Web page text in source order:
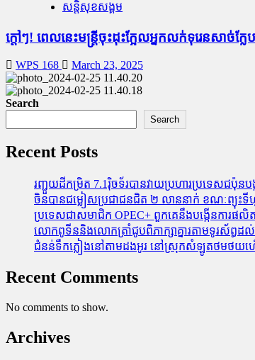
សន្តិសុខសង្គម
ក្តៅៗ! ពេលនេះមន្រ្តីចុះដុះក្អែលអ្នកលក់ទុរេនសាច់
WPS 168 March 23, 2025
Search
Search
Recent Posts
រញ្ជួយដីកម្រិត​ 7.1រ៉ិចទ័របានវាយប្រហារប្រទេសជប៉ុនប
ចិនបានជម្លៀសប្រជាជនជិត ២ លាននាក់ ខណៈព្យុះ
ប្រទេសជាសមាជិក OPEC+​ ពួកគេនឹងបង្កើនការផលិ
លោកពូទីននិងលោកត្រាំជូបពិភាក្សាគ្នារតាមទូរស័ព្ធដ
ជំនន់​ទឹកភ្លៀង​នៅ​តាម​ដងអូរ​ នៅ​ស្រុក​សំឡូត​ថមថយ​ហើយ​
Recent Comments
No comments to show.
Archives